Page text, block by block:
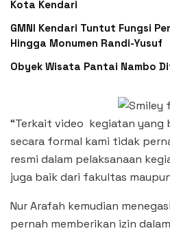
Kota Kendari
GMNI Kendari Tuntut Fungsi
Hingga Monumen Randi-Yusuf ‎
Obyek Wisata Pantai Nambo
“Terkait video kegiatan yang
secara formal kami tidak
resmi dalam pelaksanaan
juga baik dari fakultas
Nur Arafah kemudian
pernah memberikan izin